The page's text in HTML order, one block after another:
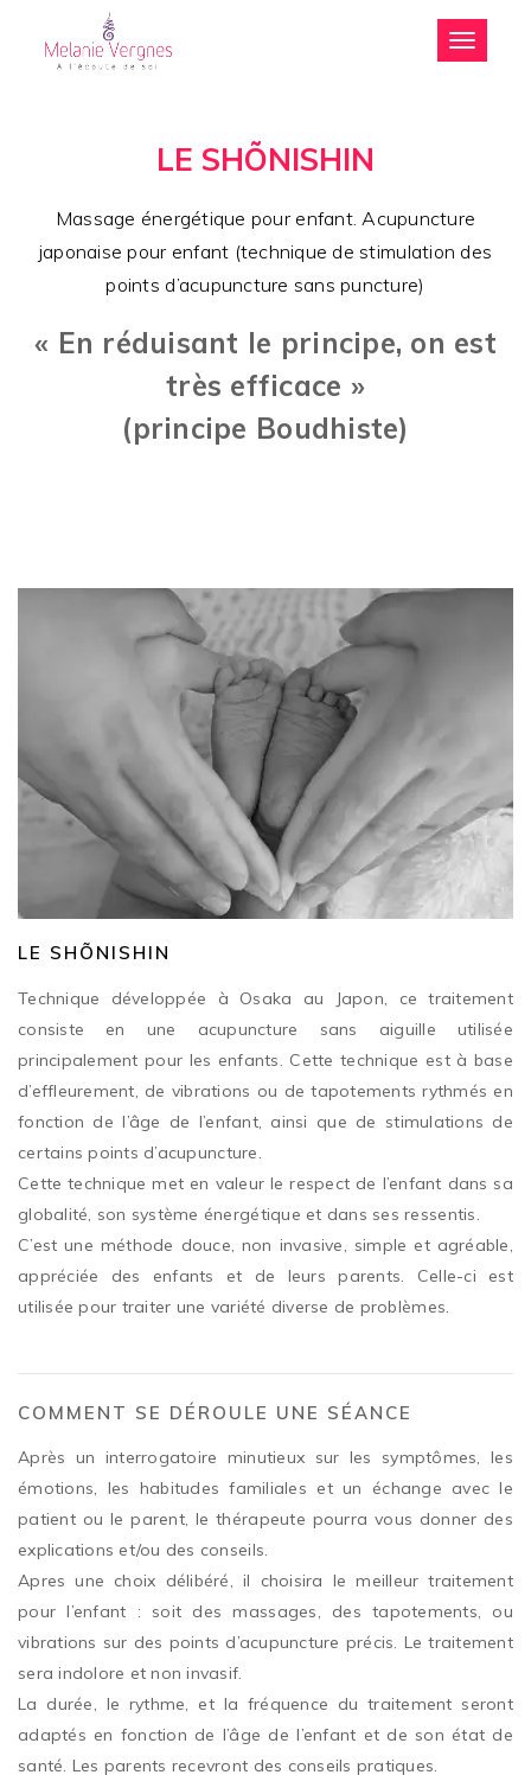
Toggle
LE SHÕNISHIN
Massage énergétique pour enfant. Acupuncture
japonaise pour enfant (technique de stimulation des
points d’acupuncture sans puncture)
« En réduisant le principe, on est
très efficace »
(principe Boudhiste)
LE SHÕNISHIN
Technique développée à Osaka au Japon, ce traitement
consiste en une acupuncture sans aiguille utilisée
principalement pour les enfants. Cette technique est à base
d’effleurement, de vibrations ou de tapotements rythmés en
fonction de l’âge de l’enfant, ainsi que de stimulations de
certains points d’acupuncture.
Cette technique met en valeur le respect de l’enfant dans sa
globalité, son système énergétique et dans ses ressentis.
C’est une méthode douce, non invasive, simple et agréable,
appréciée des enfants et de leurs parents. Celle-ci est
utilisée pour traiter une variété diverse de problèmes.
COMMENT SE DÉROULE UNE SÉANCE
Après un interrogatoire minutieux sur les symptômes, les
émotions, les habitudes familiales et un échange avec le
patient ou le parent, le thérapeute pourra vous donner des
explications et/ou des conseils.
Apres une choix délibéré, il choisira le meilleur traitement
pour l’enfant : soit des massages, des tapotements, ou
vibrations sur des points d’acupuncture précis. Le traitement
sera indolore et non invasif.
La durée, le rythme, et la fréquence du traitement seront
adaptés en fonction de l’âge de l’enfant et de son état de
santé. Les parents recevront des conseils pratiques.